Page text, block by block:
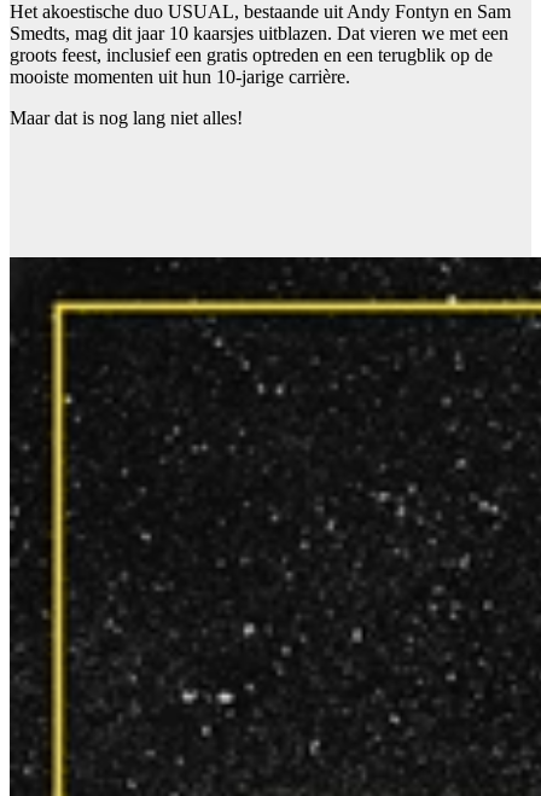
Het akoestische duo USUAL, bestaande uit Andy Fontyn en Sam
Smedts, mag dit jaar 10 kaarsjes uitblazen. Dat vieren we met een
groots feest, inclusief een gratis optreden en een terugblik op de
mooiste momenten uit hun 10-jarige carrière.
Maar dat is nog lang niet alles!